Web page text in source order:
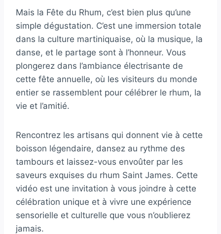
Mais la Fête du Rhum, c’est bien plus qu’une
simple dégustation. C’est une immersion totale
dans la culture martiniquaise, où la musique, la
danse, et le partage sont à l’honneur. Vous
plongerez dans l’ambiance électrisante de
cette fête annuelle, où les visiteurs du monde
entier se rassemblent pour célébrer le rhum, la
vie et l’amitié.
Rencontrez les artisans qui donnent vie à cette
boisson légendaire, dansez au rythme des
tambours et laissez-vous envoûter par les
saveurs exquises du rhum Saint James. Cette
vidéo est une invitation à vous joindre à cette
célébration unique et à vivre une expérience
sensorielle et culturelle que vous n’oublierez
jamais.